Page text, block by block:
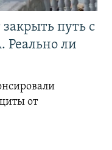
путь с
Реально ли
от